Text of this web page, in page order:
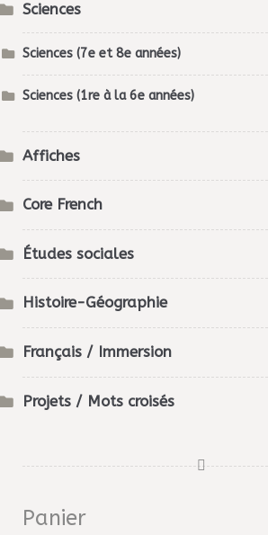
Sciences
Sciences (7e et 8e années)
Sciences (1re à la 6e années)
Affiches
Core French
Études sociales
Histoire-Géographie
Français / Immersion
Projets / Mots croisés
Panier